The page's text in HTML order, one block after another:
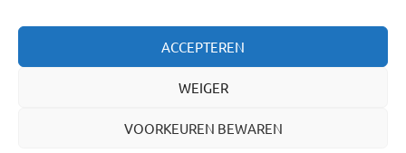
ACCEPTEREN
WEIGER
VOORKEUREN BEWAREN